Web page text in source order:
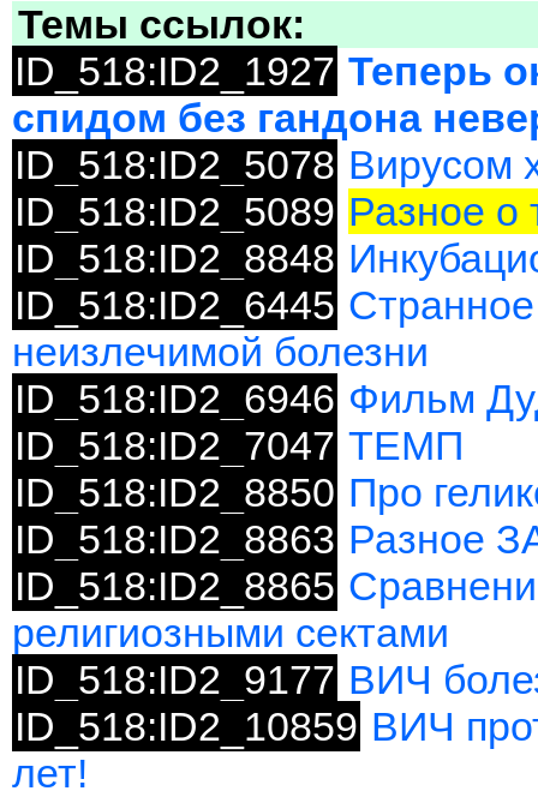
Темы ссылок:
ID_518:ID2_1927 Теперь
спидом без гандона
ID_518:ID2_5078 Вирусом
ID_518:ID2_5089 Разное
ID_518:ID2_8848
ID_518:ID2_6445
неизлечимой болезни
ID_518:ID2_6946 Фильм
ID_518:ID2_7047 ТЕМП
ID_518:ID2_8850 Про
ID_518:ID2_8863 Разное
ID_518:ID2_8865
религиозными сектами
ID_518:ID2_9177 ВИЧ
ID_518:ID2_10859 ВИЧ
лет!